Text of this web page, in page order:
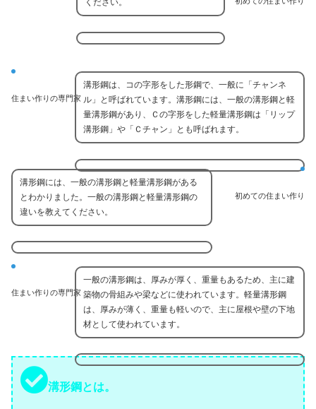
ください。
住まい作りの専門家
溝形鋼は、コの字形をした形鋼で、一般に「チャンネ
ル」と呼ばれています。溝形鋼には、一般の溝形鋼と軽
量溝形鋼があり、Ｃの字形をした軽量溝形鋼は「リップ
溝形鋼」や「Ｃチャン」とも呼ばれます。
初めての住まい作り
溝形鋼には、一般の溝形鋼と軽量溝形鋼がある
とわかりました。一般の溝形鋼と軽量溝形鋼の
違いを教えてください。
住まい作りの専門家
一般の溝形鋼は、厚みが厚く、重量もあるため、主に建
築物の骨組みや梁などに使われています。軽量溝形鋼
は、厚みが薄く、重量も軽いので、主に屋根や壁の下地
材として使われています。
溝形鋼とは。